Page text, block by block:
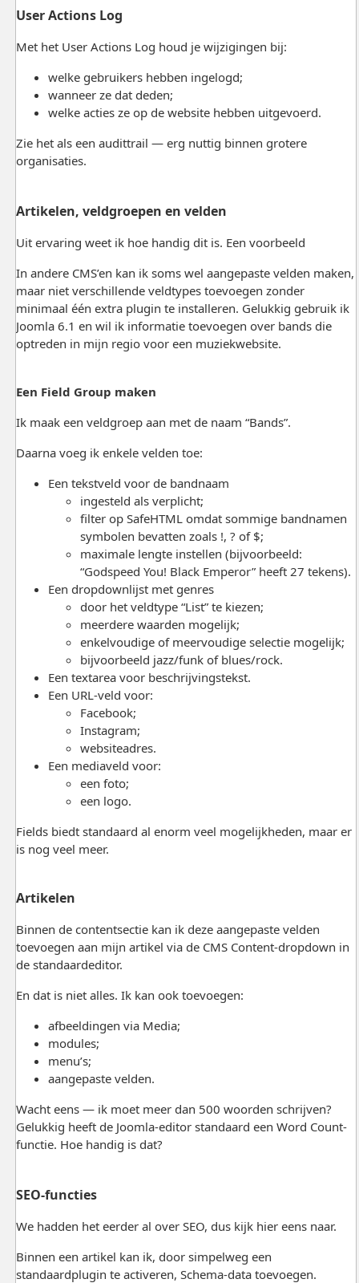
User Actions Log
Met het User Actions Log houd je wijzigingen bij:
welke gebruikers hebben ingelogd;
wanneer ze dat deden;
welke acties ze op de website hebben uitgevoerd.
Zie het als een audittrail — erg nuttig binnen grotere
organisaties.
Artikelen, veldgroepen en velden
Uit ervaring weet ik hoe handig dit is. Een voorbeeld
In andere CMS’en kan ik soms wel aangepaste velden maken,
maar niet verschillende veldtypes toevoegen zonder
minimaal één extra plugin te installeren. Gelukkig gebruik ik
Joomla6.1 en wil ik informatie toevoegen over bands die
optreden in mijn regio voor een muziekwebsite.
Een Field Group maken
Ik maak een veldgroep aan met de naam “Bands”.
Daarna voeg ik enkele velden toe:
Een tekstveld voor de bandnaam
ingesteld als verplicht;
filter op SafeHTML omdat sommige bandnamen
symbolen bevatten zoals !, ? of $;
maximale lengte instellen (bijvoorbeeld:
“Godspeed You! Black Emperor” heeft 27 tekens).
Een dropdownlijst met genres
door het veldtype “List” te kiezen;
meerdere waarden mogelijk;
enkelvoudige of meervoudige selectie mogelijk;
bijvoorbeeld jazz/funk of blues/rock.
Een textarea voor beschrijvingstekst.
Een URL-veld voor:
Facebook;
Instagram;
websiteadres.
Een mediaveld voor:
een foto;
een logo.
Fields biedt standaard al enorm veel mogelijkheden, maar er
is nog veel meer.
Artikelen
Binnen de contentsectie kan ik deze aangepaste velden
toevoegen aan mijn artikel via de CMS Content-dropdown in
de standaardeditor.
En dat is niet alles. Ik kan ook toevoegen:
afbeeldingen via Media;
modules;
menu’s;
aangepaste velden.
Wacht eens — ik moet meer dan 500 woorden schrijven?
Gelukkig heeft de Joomla-editor standaard een Word Count-
functie. Hoe handig is dat?
SEO-functies
We hadden het eerder al over SEO, dus kijk hier eens naar.
Binnen een artikel kan ik, door simpelweg een
standaardplugin te activeren, Schema-data toevoegen.